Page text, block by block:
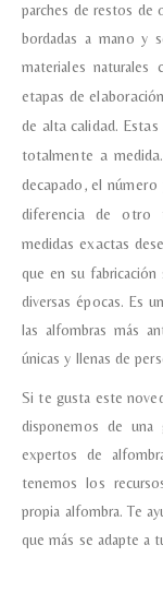
parches de restos de
bordadas a mano y
materiales
etapas de
de alta calidad.
totalmente a
decapado, el
diferencia de otro
medidas exactas
que en su
diversas épocas. Es
las alfombras más
únicas y llenas de
Si te gusta este
disponemos de una
expertos de
tenemos los
propia alfombra. Te
que más se adapte a